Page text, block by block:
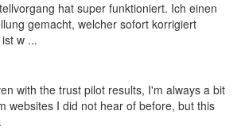
hat super funktioniert. Ich einen
gemacht, welcher sofort korrigiert
w ...
with the trust pilot results, I'm always a bit
websites I did not hear of before, but this